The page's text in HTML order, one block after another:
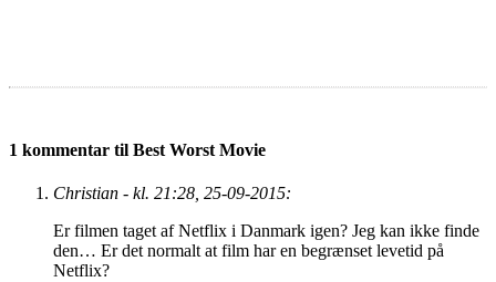
1 kommentar til Best Worst Movie
Christian - kl. 21:28, 25-09-2015:
Er filmen taget af Netflix i Danmark igen? Jeg kan ikke finde
den… Er det normalt at film har en begrænset levetid på
Netflix?